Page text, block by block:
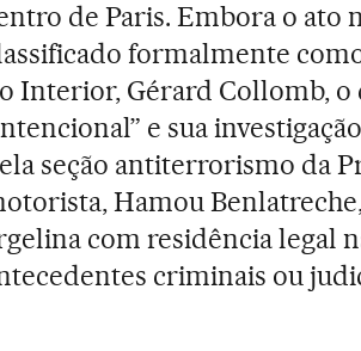
de Paris. Embora o ato
formalmente
Interior, Gérard Collomb, o
e sua
seção antiterrorismo da
Hamou
com residência legal
criminais ou